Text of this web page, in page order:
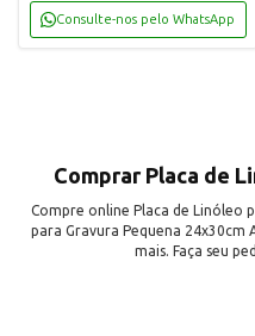
Consulte-nos pelo WhatsApp
Comprar Placa de
Compre online Placa de Linóleo
para Gravura Pequena 24x30cm
mais. Faça seu